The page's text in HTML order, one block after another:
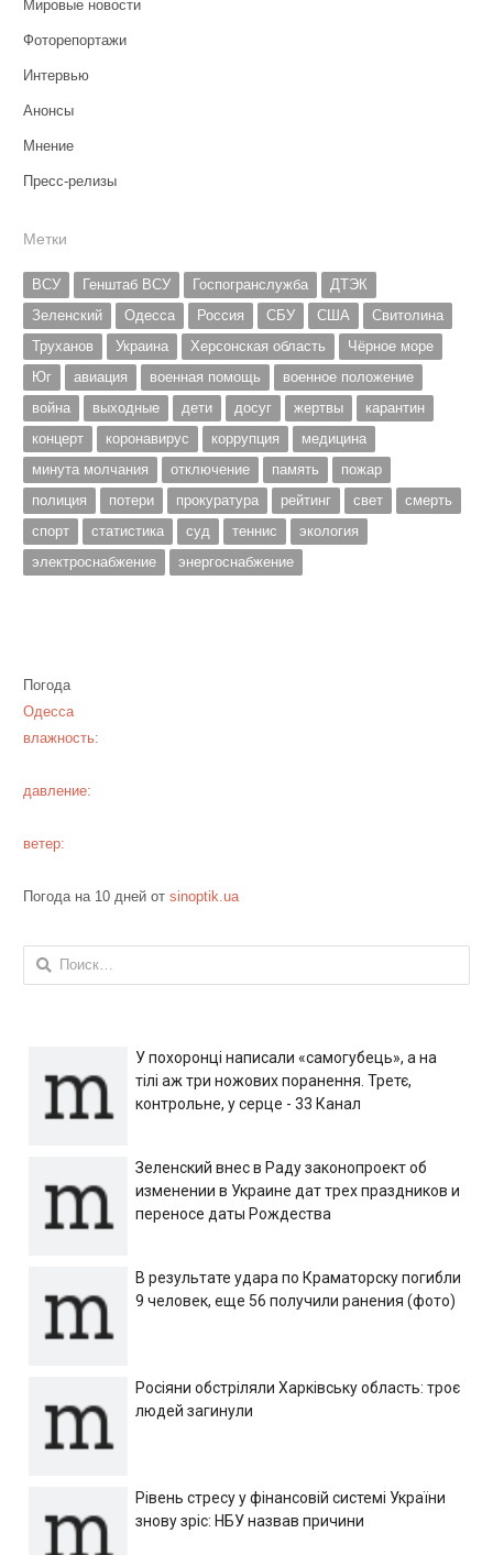
Мировые новости
Фоторепортажи
Интервью
Анонсы
Мнение
Пресс-релизы
Метки
ВСУ Генштаб ВСУ Госпогранслужба
ДТЭК
Зеленский
Одесса Россия СБУ США
Свитолина
Труханов
Украина Херсонская область
Чёрное море
Юг
авиация военная помощь
военное положение
война
выходные дети досуг жертвы
карантин
концерт
коронавирус коррупция
медицина
минута молчания
отключение память
пожар
полиция
потери прокуратура рейтинг свет
смерть
спорт
статистика суд теннис
экология
электроснабжение
энергоснабжение
Погода
Одесса
влажность:
давление:
ветер:
Погода на 10 дней от sinoptik.ua
Найти:
У похоронці написали «самогубець», а на
тілі аж три ножових поранення. Третє,
контрольне, у серце - 33 Канал
Зеленский внес в Раду законопроект об
изменении в Украине дат трех праздников и
переносе даты Рождества
В результате удара по Краматорску погибли
9 человек, еще 56 получили ранения (фото)
Росіяни обстріляли Харківську область: троє
людей загинули
Рівень стресу у фінансовій системі України
знову зріс: НБУ назвав причини